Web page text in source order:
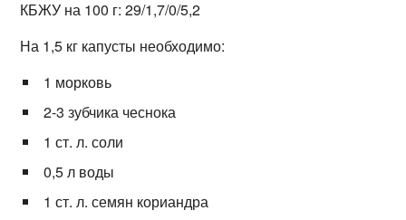
КБЖУ на 100 г: 29/1,7/0/5,2
На 1,5 кг капусты необходимо:
1 морковь
2-3 зубчика чеснока
1 ст. л. соли
0,5 л воды
1 ст. л. семян кориандра